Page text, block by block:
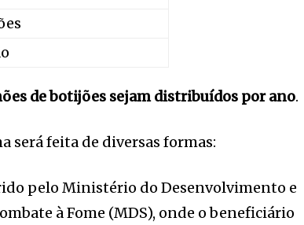
de botijões sejam distribuídos por ano.
será feita de diversas formas:
pelo Ministério do Desenvolvimento e
à Fome (MDS), onde o beneficiário